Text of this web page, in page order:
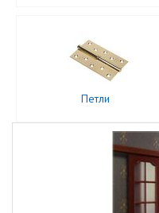
Петли